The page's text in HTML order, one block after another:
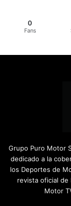
0
Fans
Grupo Puro Motor
dedicado a la
los Deportes de
revista oficial de
Motor